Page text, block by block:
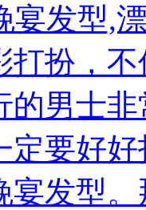
宴发型,
打扮，
的男士
定要好
宴发型